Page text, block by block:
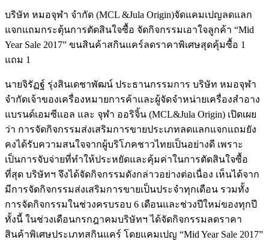
บริษัท หมอจุฬา จำกัด (MCL &Jula Origin)จัดแคมเปญลดแลก
แจกแถมกระตุ้นการตัดสินใจซื้อ จัดกิจกรรมเอาใจลูกค้า “Mid
Year Sale 2017” ขนสินค้าสกินแคร์ลดราคาพิเศษสุดคุ้มซื้อ 1
แถม 1
นายจิรัฏฐ์ รุ่งสินเดชาพัฒน์ ประธานกรรมการ บริษัท หมอจุฬา
จำกัดเจ้าของเครื่องหมายการค้าและผู้จัดจำหน่ายเครื่องสำอาง
แบรนด์เอมซีแอล และ จุฬา ออริจิ้น (MCL&Jula Origin) เปิดเผย
ว่า การจัดกิจกรรมส่งเสริมการขายประเภทลดแลกแจกแถมยัง
คงได้รับความสนใจจากผู้บริโภคชาวไทยเป็นอย่างดี เพราะ
เป็นการจับจ่ายที่ทำให้ประหยัดและคุ้มค่าในการตัดสินใจซื้อ
ที่สุด บริษัทฯ จึงได้จัดกิจกรรมดังกล่าวอย่างต่อเนื่อง เห็นได้จาก
มีการจัดกิจกรรมส่งเสริมการขายเป็นประจำทุกเดือน รวมทั้ง
การจัดกิจกรรมในช่วงครบรอบ 6 เดือนและช่วงปีใหม่ของทุกปี
ทั้งนี้ ในช่วงเดือนกรกฎาคมบริษัทฯ ได้จัดกิจกรรมลดราคา
สินค้าพิเศษประเภทสกินแคร์ โดยแคมเปญ “Mid Year Sale 2017”